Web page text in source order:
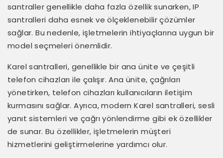
santraller genellikle daha fazla özellik sunarken, IP
santralleri daha esnek ve ölçeklenebilir çözümler
sağlar. Bu nedenle, işletmelerin ihtiyaçlarına uygun bir
model seçmeleri önemlidir.
Karel santralleri, genellikle bir ana ünite ve çeşitli
telefon cihazları ile çalışır. Ana ünite, çağrıları
yönetirken, telefon cihazları kullanıcıların iletişim
kurmasını sağlar. Ayrıca, modern Karel santralleri, sesli
yanıt sistemleri ve çağrı yönlendirme gibi ek özellikler
de sunar. Bu özellikler, işletmelerin müşteri
hizmetlerini geliştirmelerine yardımcı olur.